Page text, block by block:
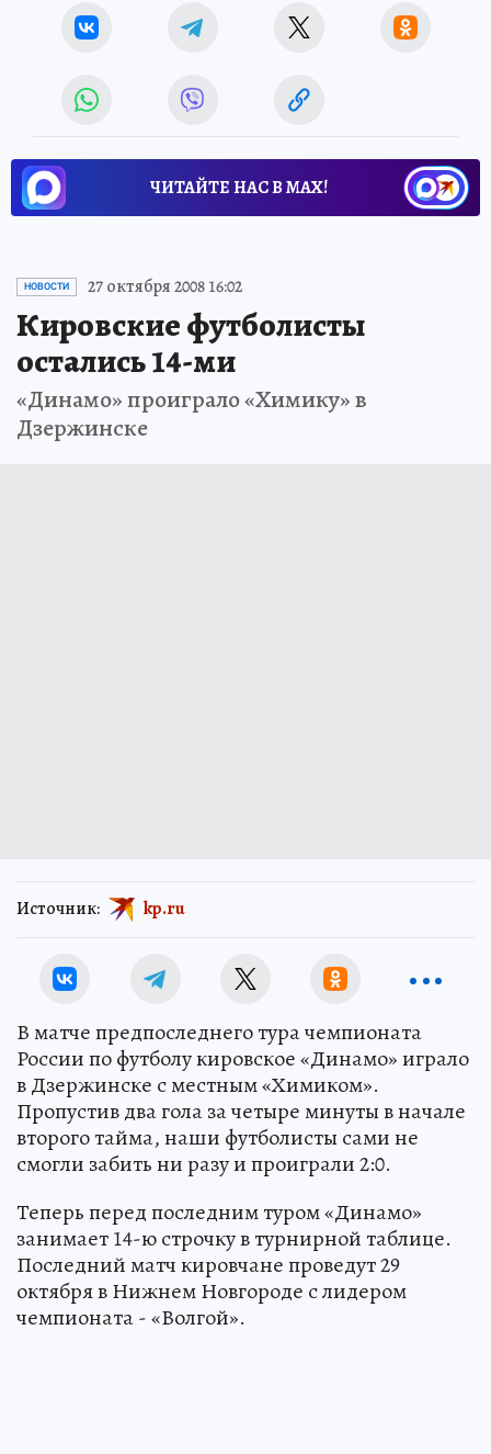
ЧИТАЙТЕ НАС В МАХ!
НОВОСТИ 27 октября 2008 16:02
Кировские футболисты
остались 14-ми
«Динамо» проиграло «Химику» в
Дзержинске
Источник: kp.ru
В матче предпоследнего тура чемпионата
России по футболу кировское «Динамо» играло
в Дзержинске с местным «Химиком».
Пропустив два гола за четыре минуты в начале
второго тайма, наши футболисты сами не
смогли забить ни разу и проиграли 2:0.
Теперь перед последним туром «Динамо»
занимает 14-ю строчку в турнирной таблице.
Последний матч кировчане проведут 29
октября в Нижнем Новгороде с лидером
чемпионата - «Волгой».